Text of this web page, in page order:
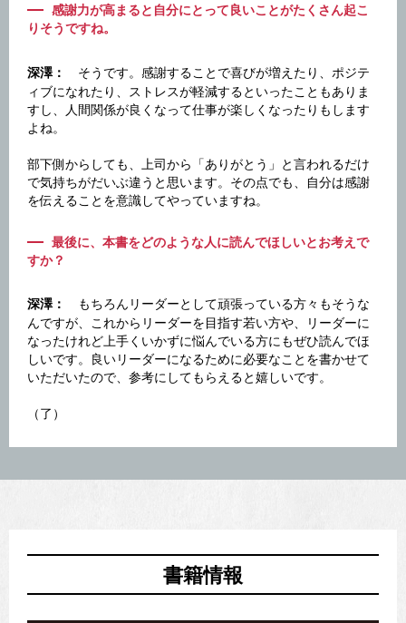
感謝力が高まると自分にとって良いことがたくさん起こ
りそうですね。
深澤：
そうです。感謝することで喜びが増えたり、ポジテ
ィブになれたり、ストレスが軽減するといったこともありま
すし、人間関係が良くなって仕事が楽しくなったりもします
よね。
部下側からしても、上司から「ありがとう」と言われるだけ
で気持ちがだいぶ違うと思います。その点でも、自分は感謝
を伝えることを意識してやっていますね。
最後に、本書をどのような人に読んでほしいとお考えで
すか？
深澤：
もちろんリーダーとして頑張っている方々もそうな
んですが、これからリーダーを目指す若い方や、リーダーに
なったけれど上手くいかずに悩んでいる方にもぜひ読んでほ
しいです。良いリーダーになるために必要なことを書かせて
いただいたので、参考にしてもらえると嬉しいです。
（了）
書籍情報